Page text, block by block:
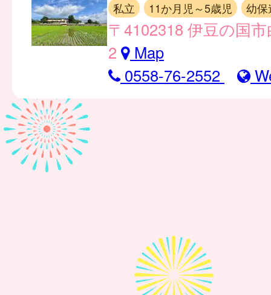
私立
11か月児～5歳児 幼
〒4102318 伊豆の国
2
Map
0558-76-2552